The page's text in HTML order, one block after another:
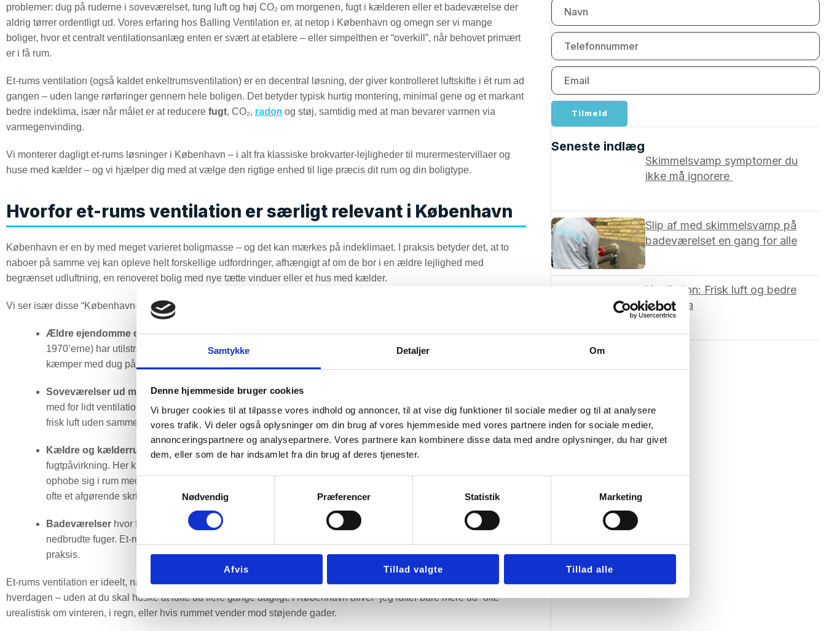
Samtykke Detaljer Om
Denne hjemmeside bruger cookies
Vi bruger cookies til at tilpasse vores indhold og annoncer, til at vise dig funktioner til sociale medier og til at analysere
vores trafik. Vi deler også oplysninger om din brug af vores hjemmeside med vores partnere inden for sociale medier,
annonceringspartnere og analysepartnere. Vores partnere kan kombinere disse data med andre oplysninger, du har givet
dem, eller som de har indsamlet fra din brug af deres tjenester.
Samtykkevalg
Nødvendig
Præferencer Statistik Marketing
Afvis Tillad valgte Tillad alle
problemer: dug på ruderne i soveværelset, tung luft og høj CO₂ om morgenen, fugt i kælderen eller et badeværelse der
aldrig tørrer ordentligt ud. Vores erfaring hos Balling Ventilation er, at netop i København og omegn ser vi mange
boliger, hvor et centralt ventilationsanlæg enten er svært at etablere – eller simpelthen er “overkill”, når behovet primært
er i få rum.
Et-rums ventilation (også kaldet enkeltrumsventilation) er en decentral løsning, der giver kontrolleret luftskifte i ét rum ad
gangen – uden lange rørføringer gennem hele boligen. Det betyder typisk hurtig montering, minimal gene og et markant
bedre indeklima, især når målet er at reducere fugt, CO₂, radon og støj, samtidig med at man bevarer varmen via
varmegenvinding.
Vi monterer dagligt et-rums løsninger i København – i alt fra klassiske brokvarter-lejligheder til murermestervillaer og
huse med kælder – og vi hjælper dig med at vælge den rigtige enhed til lige præcis dit rum og din boligtype.
Hvorfor et-rums ventilation er særligt relevant i København
København er en by med meget varieret boligmasse – og det kan mærkes på indeklimaet. I praksis betyder det, at to
naboer på samme vej kan opleve helt forskellige udfordringer, afhængigt af om de bor i en ældre lejlighed med
begrænset udluftning, en renoveret bolig med nye tætte vinduer eller et hus med kælder.
Vi ser især disse “København-klassikere”, hvor et-rums ventilation er en oplagt løsning:
Ældre ejendomme og lejlighedermed begrænset naturlig udluftning. Mange boliger (særligt bygget før
1970’erne) har utilstrækkelig luftudskiftning, og det giver ofte høj CO₂, tung luft og kondens. Hvis du ofte
kæmper med dug på ruderne, kan det hænge sammen med
Soveværelser ud mod trafikerede veje. Når støj gør det urealistisk at sove med åbent vindue, ender man ofte
med for lidt ventilation – og vågner med hovedpine, tør hals eller “tung” luft. Her kan en mekanisk løsning give
frisk luft uden samme støjindtrængning som vinduesudluftning.
Kældre og kælderrum
i københavnske huse, hvor vi ofte ser kombinationen af køligere overflader og
fugtpåvirkning. Her kan der også være fokus på radon, fordi radon typisk trænger ind nedefra – og især kan
ophobe sig i rum med lav luftudskiftning, som kældre og soveværelser. Stabil
ofte et afgørende skridt i kælderens daglige brug.
Badeværelser hvor fugtbelastningen er høj, og hvor manglende ventilation giver risiko for lugt, skimmelog
nedbrudte fuger. Et-rums ventilation kan her være en robust løsning, når naturlig udluftning ikke er nok i
praksis.
Et-rums ventilation er ideelt, når problemet er lokaliseret til ét eller få rum, og når du vil have en løsning, der fungerer i
hverdagen – uden at du skal huske at lufte ud flere gange dagligt. I København bliver “jeg lufter bare mere ud” ofte
urealistisk om vinteren, i regn, eller hvis rummet vender mod støjende gader.
Tilmeld
Seneste indlæg
Skimmelsvamp symptomer du
ikke må ignorere ​
Slip af med skimmelsvamp på
badeværelset en gang for alle
Ventilation: Frisk luft og bedre
indeklima